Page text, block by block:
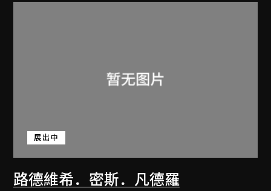
路德維希．密斯．凡德羅
展出中